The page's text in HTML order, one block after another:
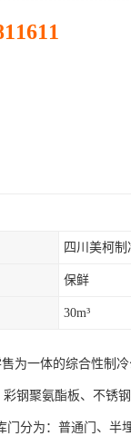
四川美柯制
保鲜
30m³
为一体的综合性制冷
钢聚氨酯板、不锈
门分为：普通门、